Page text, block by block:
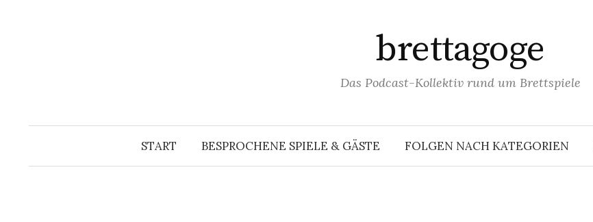
brettagoge
Das Podcast-Kollektiv rund um Brettspiele
START BESPROCHENE SPIELE & GÄSTE FOLGEN NACH KATEGORIEN